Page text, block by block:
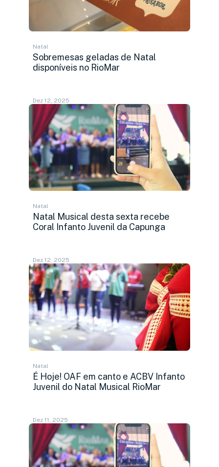
Natal
Sobremesas geladas de Natal
disponíveis no RioMar
Dez 12, 2025
Natal
Natal Musical desta sexta recebe
Coral Infanto Juvenil da Capunga
Dez 12, 2025
Natal
É Hoje! OAF em canto e ACBV Infanto
Juvenil do Natal Musical RioMar
Dez 11, 2025